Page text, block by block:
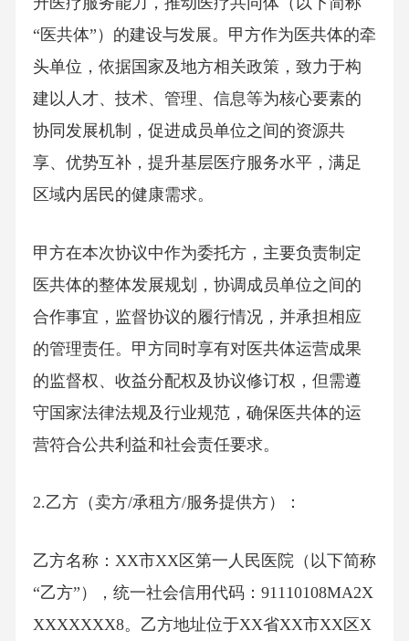
“医共体”）的建设与发展。甲方作为医共体的牵
头单位，依据国家及地方相关政策，致力于构
建以人才、技术、管理、信息等为核心要素的
协同发展机制，促进成员单位之间的资源共
享、优势互补，提升基层医疗服务水平，满足
区域内居民的健康需求。
甲方在本次协议中作为委托方，主要负责制定
医共体的整体发展规划，协调成员单位之间的
合作事宜，监督协议的履行情况，并承担相应
的管理责任。甲方同时享有对医共体运营成果
的监督权、收益分配权及协议修订权，但需遵
守国家法律法规及行业规范，确保医共体的运
营符合公共利益和社会责任要求。
2.乙方（卖方/承租方/服务提供方）：
乙方名称：XX市XX区第一人民医院（以下简称
“乙方”），统一社会信用代码：91110108MA2X
XXXXXXX8。乙方地址位于XX省XX市XX区X